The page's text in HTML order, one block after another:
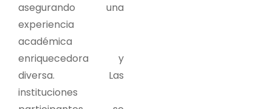
asegurando una
experiencia
académica
enriquecedora y
diversa. Las
instituciones